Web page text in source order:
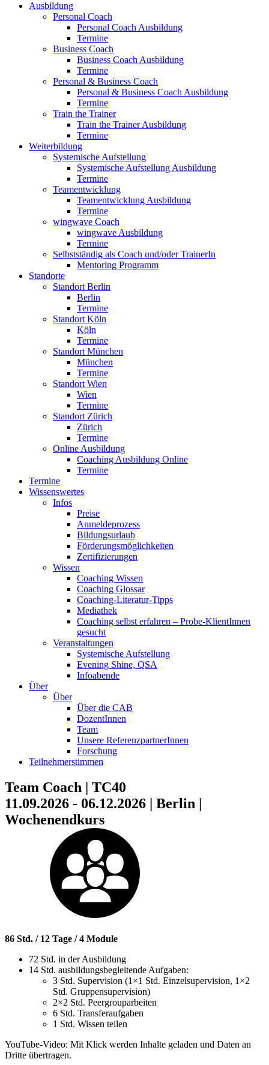
Ausbildung
Personal Coach
Personal Coach Ausbildung
Termine
Business Coach
Business Coach Ausbildung
Termine
Personal & Business Coach
Personal & Business Coach Ausbildung
Termine
Train the Trainer
Train the Trainer Ausbildung
Termine
Weiterbildung
Systemische Aufstellung
Systemische Aufstellung Ausbildung
Termine
Teamentwicklung
Teamentwicklung Ausbildung
Termine
wingwave Coach
wingwave Ausbildung
Termine
Selbstständig als Coach und/oder TrainerIn
Mentoring Programm
Standorte
Standort Berlin
Berlin
Termine
Standort Köln
Köln
Termine
Standort München
München
Termine
Standort Wien
Wien
Termine
Standort Zürich
Zürich
Termine
Online Ausbildung
Coaching Ausbildung Online
Termine
Termine
Wissenswertes
Infos
Preise
Anmeldeprozess
Bildungsurlaub
Förderungsmöglichkeiten
Zertifizierungen
Wissen
Coaching Wissen
Coaching Glossar
Coaching-Literatur-Tipps
Mediathek
Coaching selbst erfahren – Probe-KlientInnen
gesucht
Veranstaltungen
Systemische Aufstellung
Evening Shine, QSA
Infoabende
Über
Über
Über die CAB
DozentInnen
Team
Unsere ReferenzpartnerInnen
Forschung
Teilnehmerstimmen
Team Coach | TC40
11.09.2026 - 06.12.2026 | Berlin |
Wochenendkurs
86 Std. / 12 Tage / 4 Module
72 Std. in der Ausbildung
14 Std. ausbildungsbegleitende Aufgaben:
3 Std. Supervision (1×1 Std. Einzelsupervision, 1×2
Std. Gruppensupervision)
2×2 Std. Peergrouparbeiten
6 Std. Transferaufgaben
1 Std. Wissen teilen
YouTube-Video: Mit Klick werden Inhalte geladen und Daten an
Dritte übertragen.